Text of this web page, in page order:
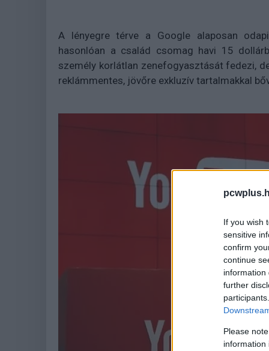
If you wish
sensitive
confirm
continue
information
further
Please
information
A lényegre térve a Google alaposan
hasonlóan a család csomag havi 15
személy korlátlan zenefogyasztását fedezi,
reklámmentes, jövőre exkluzív tartalmakkal